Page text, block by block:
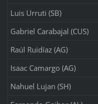
Luis Urruti (SB)
Gabriel Carabajal (CUS)
Raúl Ruidíaz (AG)
Isaac Camargo (AG)
Nahuel Lujan (SH)